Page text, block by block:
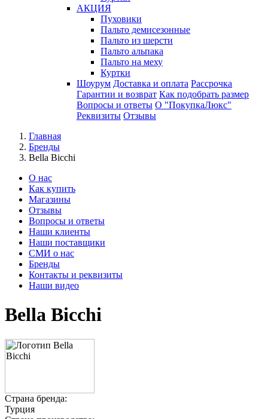
АКЦИЯ
Пуховики
Пальто демисезонные
Пальто из шерсти
Пальто альпака
Пальто на меху
Куртки
Шоурум Доставка и оплата Рассрочка
Гарантии и возврат Как подобрать размер
Вопросы и ответы О "ПокупкаЛюкс"
Реквизиты Отзывы
Главная
Бренды
Bella Bicchi
О нас
Как купить
Магазины
Отзывы
Вопросы и ответы
Наши клиенты
Наши поставщики
СМИ о нас
Бренды
Контакты и реквизиты
Наши видео
Bella Bicchi
Страна бренда:
Турция